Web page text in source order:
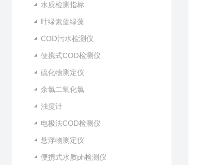
水质检测指标
叶绿素蓝绿藻
COD污水检测仪
便携式COD检测仪
硫化物测定仪
余氯二氧化氯
浊度计
电极法COD检测仪
悬浮物测定仪
便携式水质ph检测仪